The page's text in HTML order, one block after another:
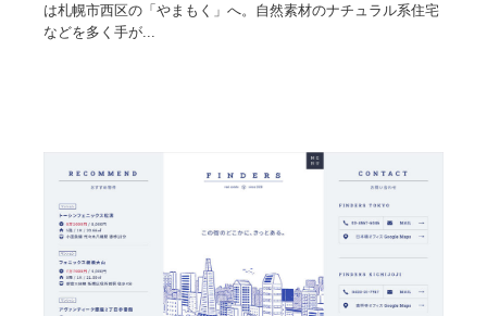
は札幌市西区の「やまもく」へ。自然素材のナチュラル系住宅
などを多く手が...